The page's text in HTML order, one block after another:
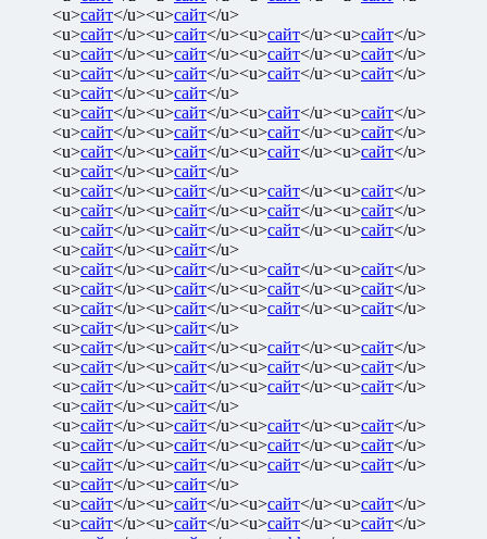
<u>сайт</u><u>сайт</u>
<u>сайт</u><u>сайт</u><u>сайт</u><u>сайт</u>
<u>сайт</u><u>сайт</u><u>сайт</u><u>сайт</u>
<u>сайт</u><u>сайт</u><u>сайт</u><u>сайт</u>
<u>сайт</u><u>сайт</u>
<u>сайт</u><u>сайт</u><u>сайт</u><u>сайт</u>
<u>сайт</u><u>сайт</u><u>сайт</u><u>сайт</u>
<u>сайт</u><u>сайт</u><u>сайт</u><u>сайт</u>
<u>сайт</u><u>сайт</u>
<u>сайт</u><u>сайт</u><u>сайт</u><u>сайт</u>
<u>сайт</u><u>сайт</u><u>сайт</u><u>сайт</u>
<u>сайт</u><u>сайт</u><u>сайт</u><u>сайт</u>
<u>сайт</u><u>сайт</u>
<u>сайт</u><u>сайт</u><u>сайт</u><u>сайт</u>
<u>сайт</u><u>сайт</u><u>сайт</u><u>сайт</u>
<u>сайт</u><u>сайт</u><u>сайт</u><u>сайт</u>
<u>сайт</u><u>сайт</u>
<u>сайт</u><u>сайт</u><u>сайт</u><u>сайт</u>
<u>сайт</u><u>сайт</u><u>сайт</u><u>сайт</u>
<u>сайт</u><u>сайт</u><u>сайт</u><u>сайт</u>
<u>сайт</u><u>сайт</u>
<u>сайт</u><u>сайт</u><u>сайт</u><u>сайт</u>
<u>сайт</u><u>сайт</u><u>сайт</u><u>сайт</u>
<u>сайт</u><u>сайт</u><u>сайт</u><u>сайт</u>
<u>сайт</u><u>сайт</u>
<u>сайт</u><u>сайт</u><u>сайт</u><u>сайт</u>
<u>сайт</u><u>сайт</u><u>сайт</u><u>сайт</u>